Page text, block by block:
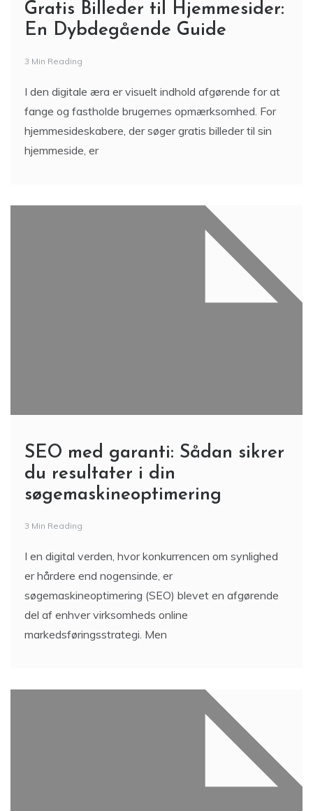
Gratis Billeder til Hjemmesider:
En Dybdegående Guide
3 Min Reading
I den digitale æra er visuelt indhold afgørende for at
fange og fastholde brugernes opmærksomhed. For
hjemmesideskabere, der søger gratis billeder til sin
hjemmeside, er
SEO med garanti: Sådan sikrer
du resultater i din
søgemaskineoptimering
3 Min Reading
I en digital verden, hvor konkurrencen om synlighed
er hårdere end nogensinde, er
søgemaskineoptimering (SEO) blevet en afgørende
del af enhver virksomheds online
markedsføringsstrategi. Men